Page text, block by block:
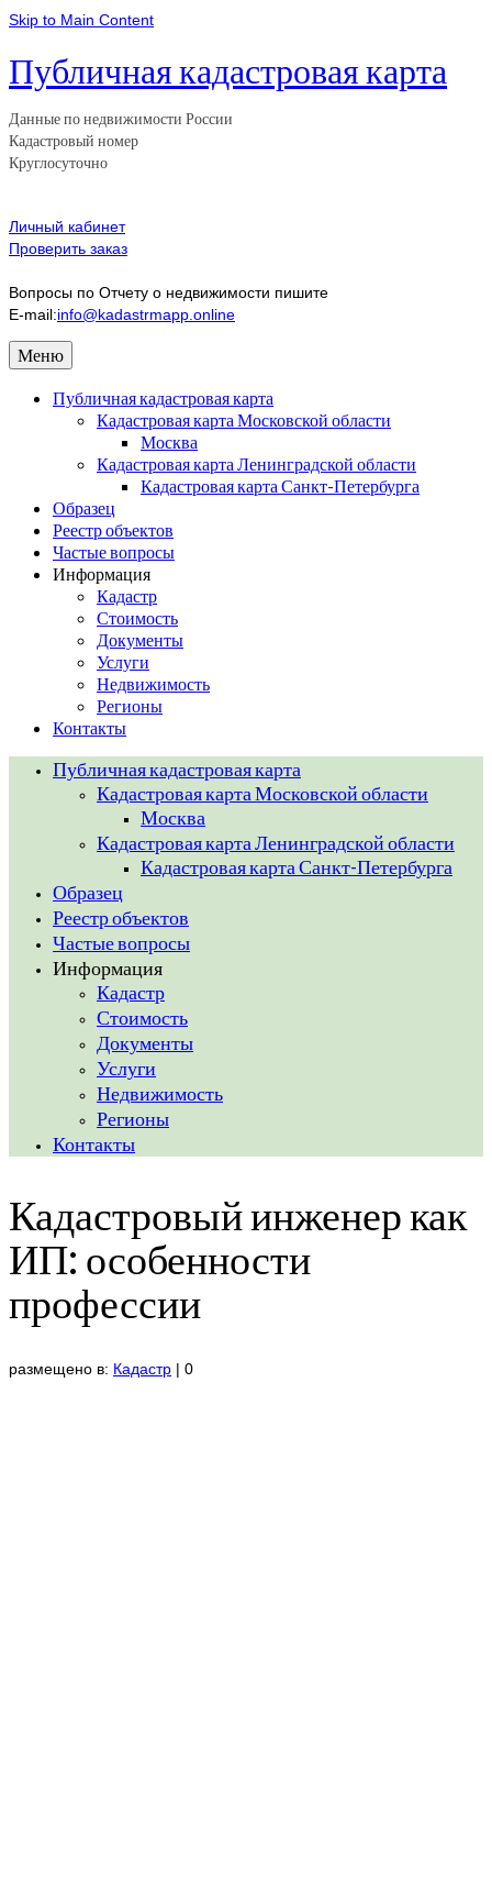
Skip to Main Content
Публичная кадастровая карта
Данные по недвижимости России
Кадастровый номер
Круглосуточно
Личный кабинет
Проверить заказ
Вопросы по Отчету о недвижимости пишите
E-mail:info@kadastrmapp.online
Меню
Публичная кадастровая карта
Кадастровая карта Московской области
Москва
Кадастровая карта Ленинградской области
Кадастровая карта Санкт-Петербурга
Образец
Реестр объектов
Частые вопросы
Информация
Кадастр
Стоимость
Документы
Услуги
Недвижимость
Регионы
Контакты
Публичная кадастровая карта
Кадастровая карта Московской области
Москва
Кадастровая карта Ленинградской области
Кадастровая карта Санкт-Петербурга
Образец
Реестр объектов
Частые вопросы
Информация
Кадастр
Стоимость
Документы
Услуги
Недвижимость
Регионы
Контакты
Кадастровый инженер как
ИП: особенности
профессии
размещено в: Кадастр | 0